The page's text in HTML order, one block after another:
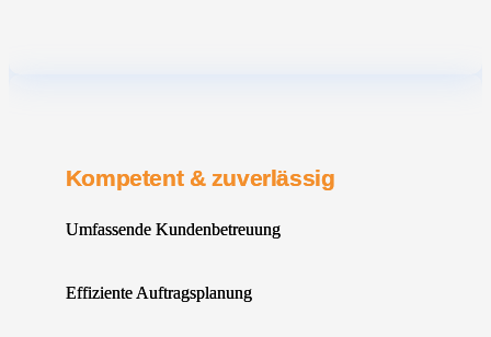
Kompetent & zuverlässig
Umfassende Kundenbetreuung
Effiziente Auftragsplanung